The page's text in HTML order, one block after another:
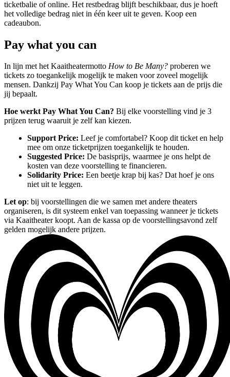
ticketbalie of online. Het restbedrag blijft beschikbaar, dus je hoeft
het volledige bedrag niet in één keer uit te geven. Koop een
cadeaubon.
Pay what you can
In lijn met het Kaaitheatermotto How to Be Many? proberen we
tickets zo toegankelijk mogelijk te maken voor zoveel mogelijk
mensen. Dankzij Pay What You Can koop je tickets aan de prijs die
jij bepaalt.
Hoe werkt Pay What You Can? Bij elke voorstelling vind je 3
prijzen terug waaruit je zelf kan kiezen.
Support Price: Leef je comfortabel? Koop dit ticket en help
mee om onze ticketprijzen toegankelijk te houden.
Suggested Price: De basisprijs, waarmee je ons helpt de
kosten van deze voorstelling te financieren.
Solidarity Price: Een beetje krap bij kas? Dat hoef je ons
niet uit te leggen.
Let op: bij voorstellingen die we samen met andere theaters
organiseren, is dit systeem enkel van toepassing wanneer je tickets
via Kaaitheater koopt. Aan de kassa op de voorstellingsavond zelf
gelden mogelijk andere prijzen.